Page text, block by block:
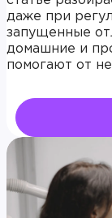
даже при
запущенные
домашние и
помогают от